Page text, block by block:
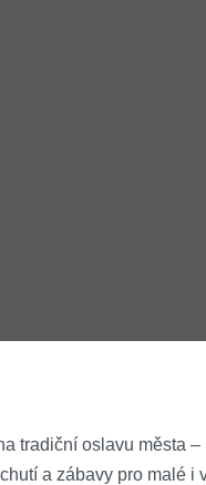
tradiční oslavu města
a zábavy pro malé i